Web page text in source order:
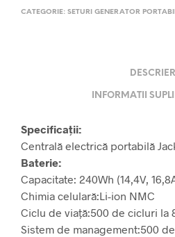
CATEGORIE: SETURI GENERATOR
INFORMATII
Specificații:
Centrală electrică portabilă
Baterie:
Capacitate: 240Wh (14,4V,
Chimia celulară:Li-ion NMC
Ciclu de viață:500 de cicluri la
Sistem de management:500